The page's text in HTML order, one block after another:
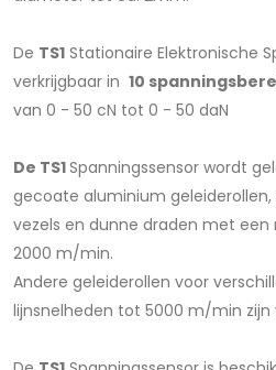
De TS1 Stationaire Elektronische
verkrijgbaar in 10
van 0 - 50 cN tot 0 - 50 daN
De TS1Spanningssensor wordt
gecoate aluminium
vezels en dunne draden met een
2000 m/min.
Andere geleiderollen voor
lijnsnelheden tot 5000 m/min zijn